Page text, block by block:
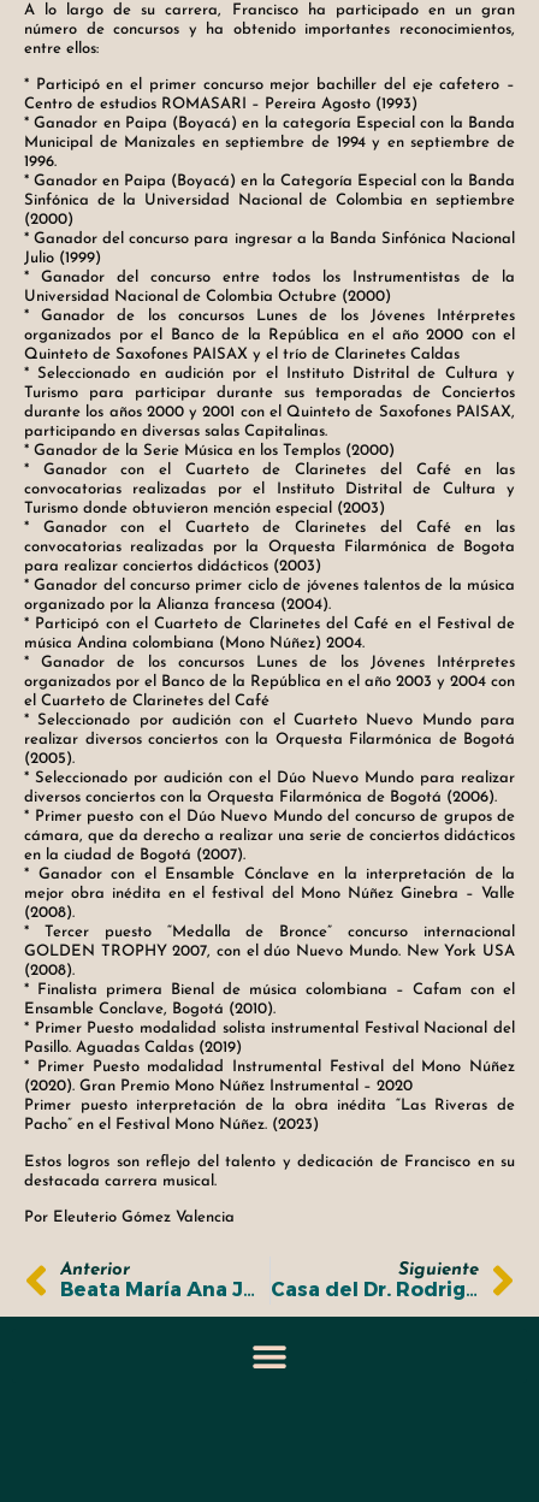
A lo largo de su carrera, Francisco ha participado en un gran
número de concursos y ha obtenido importantes reconocimientos,
entre ellos:
* Participó en el primer concurso mejor bachiller del eje cafetero –
Centro de estudios ROMASARI – Pereira Agosto (1993)
* Ganador en Paipa (Boyacá) en la categoría Especial con la Banda
Municipal de Manizales en septiembre de 1994 y en septiembre de
1996.
* Ganador en Paipa (Boyacá) en la Categoría Especial con la Banda
Sinfónica de la Universidad Nacional de Colombia en septiembre
(2000)
* Ganador del concurso para ingresar a la Banda Sinfónica Nacional
Julio (1999)
* Ganador del concurso entre todos los Instrumentistas de la
Universidad Nacional de Colombia Octubre (2000)
* Ganador de los concursos Lunes de los Jóvenes Intérpretes
organizados por el Banco de la República en el año 2000 con el
Quinteto de Saxofones PAISAX y el trío de Clarinetes Caldas
* Seleccionado en audición por el Instituto Distrital de Cultura y
Turismo para participar durante sus temporadas de Conciertos
durante los años 2000 y 2001 con el Quinteto de Saxofones PAISAX,
participando en diversas salas Capitalinas.
* Ganador de la Serie Música en los Templos (2000)
* Ganador con el Cuarteto de Clarinetes del Café en las
convocatorias realizadas por el Instituto Distrital de Cultura y
Turismo donde obtuvieron mención especial (2003)
* Ganador con el Cuarteto de Clarinetes del Café en las
convocatorias realizadas por la Orquesta Filarmónica de Bogota
para realizar conciertos didácticos (2003)
* Ganador del concurso primer ciclo de jóvenes talentos de la música
organizado por la Alianza francesa (2004).
* Participó con el Cuarteto de Clarinetes del Café en el Festival de
música Andina colombiana (Mono Núñez) 2004.
* Ganador de los concursos Lunes de los Jóvenes Intérpretes
organizados por el Banco de la República en el año 2003 y 2004 con
el Cuarteto de Clarinetes del Café
* Seleccionado por audición con el Cuarteto Nuevo Mundo para
realizar diversos conciertos con la Orquesta Filarmónica de Bogotá
(2005).
* Seleccionado por audición con el Dúo Nuevo Mundo para realizar
diversos conciertos con la Orquesta Filarmónica de Bogotá (2006).
* Primer puesto con el Dúo Nuevo Mundo del concurso de grupos de
cámara, que da derecho a realizar una serie de conciertos didácticos
en la ciudad de Bogotá (2007).
* Ganador con el Ensamble Cónclave en la interpretación de la
mejor obra inédita en el festival del Mono Núñez Ginebra – Valle
(2008).
* Tercer puesto “Medalla de Bronce” concurso internacional
GOLDEN TROPHY 2007, con el dúo Nuevo Mundo. New York USA
(2008).
* Finalista primera Bienal de música colombiana – Cafam con el
Ensamble Conclave, Bogotá (2010).
* Primer Puesto modalidad solista instrumental Festival Nacional del
Pasillo. Aguadas Caldas (2019)
* Primer Puesto modalidad Instrumental Festival del Mono Núñez
(2020). Gran Premio Mono Núñez Instrumental – 2020
Primer puesto interpretación de la obra inédita “Las Riveras de
Pacho” en el Festival Mono Núñez. (2023)
Estos logros son reflejo del talento y dedicación de Francisco en su
destacada carrera musical.
Por Eleuterio Gómez Valencia
Anterior
Beata María Ana Julia Duque Hencker
Siguiente
Casa del Dr. Rodrigo Jiménez Mejía